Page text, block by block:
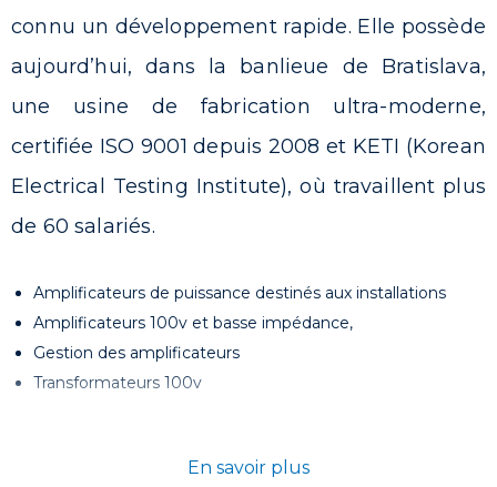
connu un développement rapide. Elle possède
aujourd’hui, dans la banlieue de Bratislava,
une usine de fabrication ultra-moderne,
certifiée ISO 9001 depuis 2008 et KETI (Korean
Electrical Testing Institute), où travaillent plus
de 60 salariés.
Amplificateurs de puissance destinés aux installations
Amplificateurs 100v et basse impédance,
Gestion des amplificateurs
Transformateurs 100v
En savoir plus